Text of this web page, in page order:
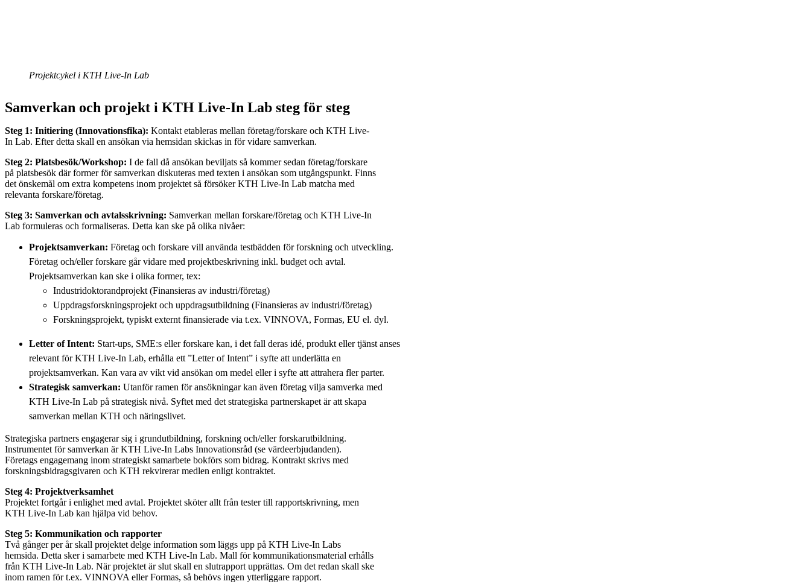
Projektcykel i KTH Live-In Lab
Samverkan och projekt i KTH Live-In Lab steg för steg
Steg 1: Initiering (Innovationsfika): Kontakt etableras mellan företag/forskare och KTH Live-
In Lab. Efter detta skall en ansökan via hemsidan skickas in för vidare samverkan.
Steg 2: Platsbesök/Workshop: I de fall då ansökan beviljats så kommer sedan företag/forskare
på platsbesök där former för samverkan diskuteras med texten i ansökan som utgångspunkt. Finns
det önskemål om extra kompetens inom projektet så försöker KTH Live-In Lab matcha med
relevanta forskare/företag.
Steg 3: Samverkan och avtalsskrivning: Samverkan mellan forskare/företag och KTH Live-In
Lab formuleras och formaliseras. Detta kan ske på olika nivåer:
Projektsamverkan: Företag och forskare vill använda testbädden för forskning och utveckling.
Företag och/eller forskare går vidare med projektbeskrivning inkl. budget och avtal.
Projektsamverkan kan ske i olika former, tex:
Industridoktorandprojekt (Finansieras av industri/företag)
Uppdragsforskningsprojekt och uppdragsutbildning (Finansieras av industri/företag)
Forskningsprojekt, typiskt externt finansierade via t.ex. VINNOVA, Formas, EU el. dyl.
Letter of Intent: Start-ups, SME:s eller forskare kan, i det fall deras idé, produkt eller tjänst anses
relevant för KTH Live-In Lab, erhålla ett ”Letter of Intent” i syfte att underlätta en
projektsamverkan. Kan vara av vikt vid ansökan om medel eller i syfte att attrahera fler parter.
Strategisk samverkan: Utanför ramen för ansökningar kan även företag vilja samverka med
KTH Live-In Lab på strategisk nivå. Syftet med det strategiska partnerskapet är att skapa
samverkan mellan KTH och näringslivet.
Strategiska partners engagerar sig i grundutbildning, forskning och/eller forskarutbildning.
Instrumentet för samverkan är KTH Live-In Labs Innovationsråd (se värdeerbjudanden).
Företags engagemang inom strategiskt samarbete bokförs som bidrag. Kontrakt skrivs med
forskningsbidragsgivaren och KTH rekvirerar medlen enligt kontraktet.
Steg 4: Projektverksamhet
Projektet fortgår i enlighet med avtal. Projektet sköter allt från tester till rapportskrivning, men
KTH Live-In Lab kan hjälpa vid behov.
Steg 5: Kommunikation och rapporter
Två gånger per år skall projektet delge information som läggs upp på KTH Live-In Labs
hemsida. Detta sker i samarbete med KTH Live-In Lab. Mall för kommunikationsmaterial erhålls
från KTH Live-In Lab. När projektet är slut skall en slutrapport upprättas. Om det redan skall ske
inom ramen för t.ex. VINNOVA eller Formas, så behövs ingen ytterliggare rapport.